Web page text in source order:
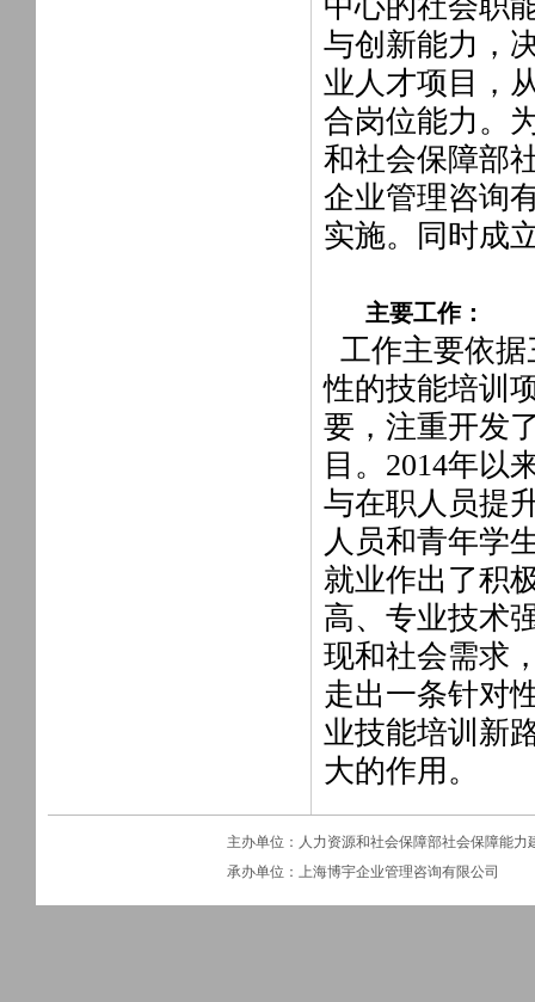
与创新能力，
业人才项目，
合岗位能力。
和社会保障部
企业管理咨询
实施。同时成
主要工作：
工作主要依
性的技能培训
要，注重开发
目。2014年以
与在职人员提
人员和青年学
就业作出了积
高、专业技术
现和社会需求
走出一条针对
业技能培训新
大的作用。
主办单位：人力资源和社会保障部社会保障能力
承办单位：上海博宇企业管理咨询有限公司